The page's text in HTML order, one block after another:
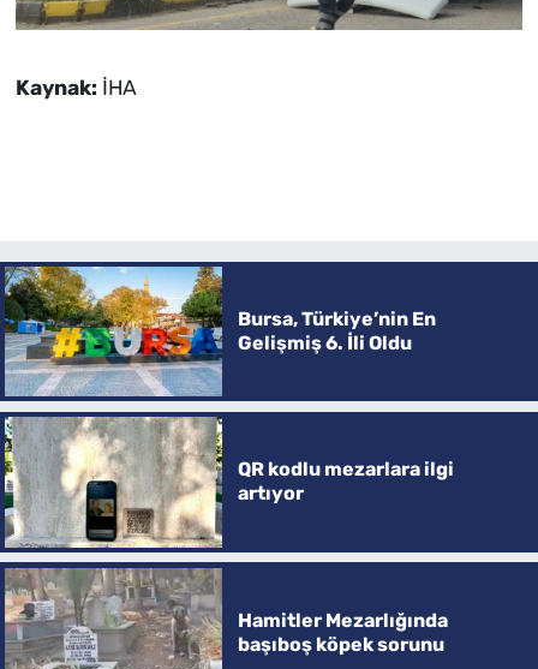
Kaynak: İHA
Bursa, Türkiye’nin En
Gelişmiş 6. İli Oldu
QR kodlu mezarlara ilgi
artıyor
Hamitler Mezarlığında
başıboş köpek sorunu